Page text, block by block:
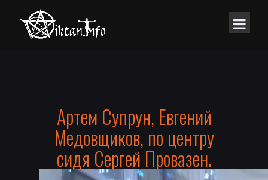
Артем Супрун, Евгений
Медовщиков, по центру
сидя Сергей Провазен.